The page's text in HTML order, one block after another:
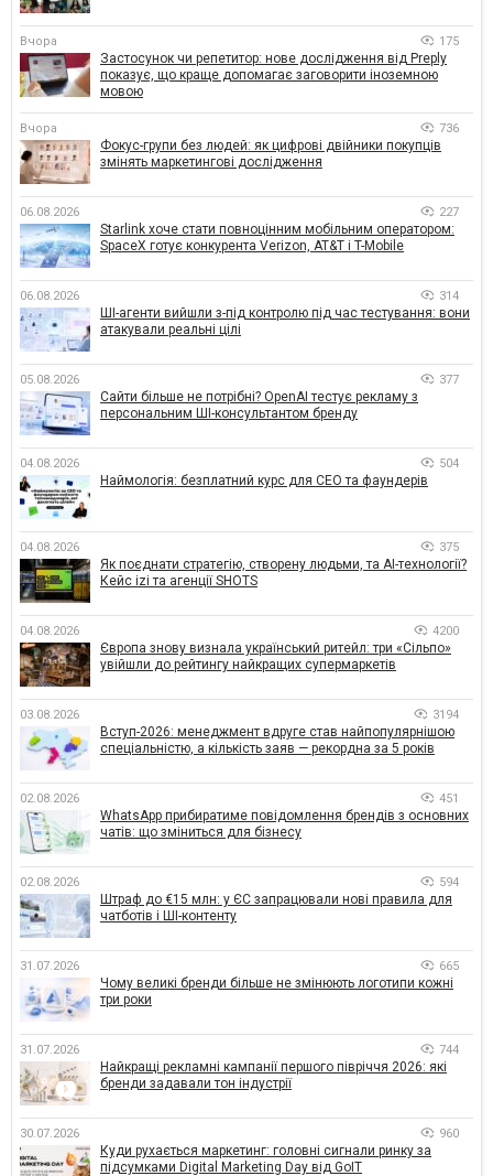
Вчора 175
Застосунок чи репетитор: нове дослідження від Preply
показує, що краще допомагає заговорити іноземною
мовою
Вчора 736
Фокус-групи без людей: як цифрові двійники покупців
змінять маркетингові дослідження
06.08.2026 227
Starlink хоче стати повноцінним мобільним оператором:
SpaceX готує конкурента Verizon, AT&T і T-Mobile
06.08.2026 314
ШІ-агенти вийшли з-під контролю під час тестування: вони
атакували реальні цілі
05.08.2026 377
Сайти більше не потрібні? OpenAI тестує рекламу з
персональним ШІ-консультантом бренду
04.08.2026 504
Наймологія: безплатний курс для CEO та фаундерів
04.08.2026 375
Як поєднати стратегію, створену людьми, та AI-технології?
Кейс izi та агенції SHOTS
04.08.2026 4200
Європа знову визнала український ритейл: три «Сільпо»
увійшли до рейтингу найкращих супермаркетів
03.08.2026 3194
Вступ-2026: менеджмент вдруге став найпопулярнішою
спеціальністю, а кількість заяв — рекордна за 5 років
02.08.2026 451
WhatsApp прибиратиме повідомлення брендів з основних
чатів: що зміниться для бізнесу
02.08.2026 594
Штраф до €15 млн: у ЄС запрацювали нові правила для
чатботів і ШІ-контенту
31.07.2026 665
Чому великі бренди більше не змінюють логотипи кожні
три роки
31.07.2026 744
Найкращі рекламні кампанії першого півріччя 2026: які
бренди задавали тон індустрії
30.07.2026 960
Куди рухається маркетинг: головні сигнали ринку за
підсумками Digital Marketing Day від GoIT